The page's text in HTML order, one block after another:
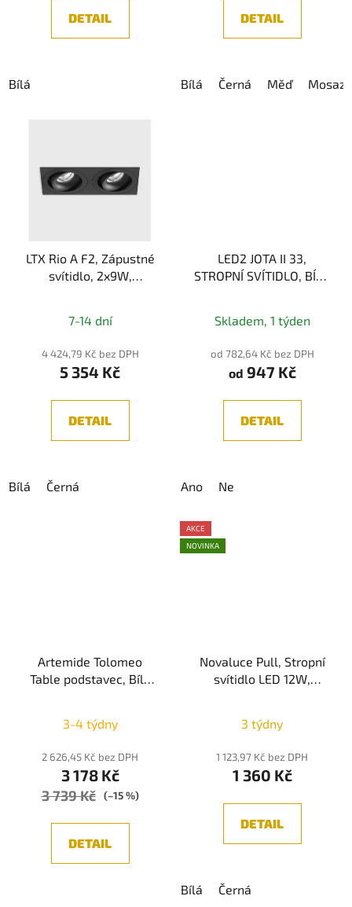
DETAIL
Bílá
DETAIL
Bílá Černá Měď Mosaz
LTX Rio A F2, Zápustné
svítidlo, 2x9W,
7-14 dní
4 424,79 Kč bez DPH
5 354 Kč
DETAIL
Bílá Černá
LED2 JOTA II 33,
STROPNÍ SVÍTIDLO, BÍLÁ
hodnocení
produktu
je
z
Skladem, 1 týden
od 782,64 Kč bez DPH
od 947 Kč
DETAIL
Ano Ne
Artemide Tolomeo
Table podstavec, Bílá
hodnocení
produktu
je
5,0
5
3-4 týdny
2 626,45 Kč bez DPH
3 178 Kč
3 739 Kč (–15 %)
DETAIL
AKCE
NOVINKA
Novaluce Pull, Stropní
svítidlo LED 12W,
3 týdny
1 123,97 Kč bez DPH
1 360 Kč
DETAIL
Bílá Černá